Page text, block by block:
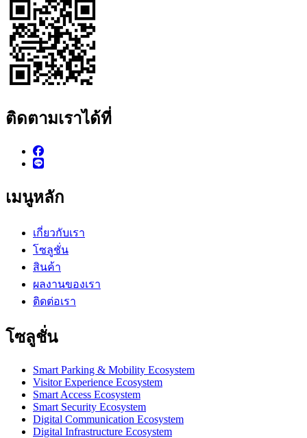
ติดตามเราได้ที่
เมนูหลัก
เกี่ยวกับเรา
โซลูชั่น
สินค้า
ผลงานของเรา
ติดต่อเรา
โซลูชั่น
Smart Parking & Mobility Ecosystem
Visitor Experience Ecosystem
Smart Access Ecosystem
Smart Security Ecosystem
Digital Communication Ecosystem
Digital Infrastructure Ecosystem